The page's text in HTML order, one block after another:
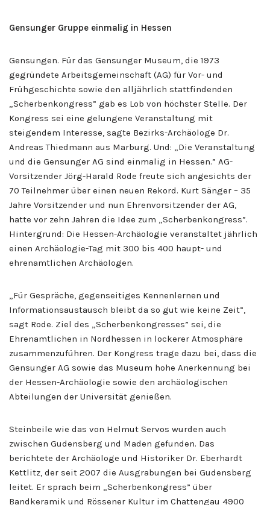
Gensunger Gruppe einmalig in Hessen
Gensungen. Für das Gensunger Museum, die 1973
gegründete Arbeitsgemeinschaft (AG) für Vor- und
Frühgeschichte sowie den alljährlich stattfindenden
„Scherbenkongress” gab es Lob von höchster Stelle. Der
Kongress sei eine gelungene Veranstaltung mit
steigendem Interesse, sagte Bezirks-Archäologe Dr.
Andreas Thiedmann aus Marburg. Und: „Die Veranstaltung
und die Gensunger AG sind einmalig in Hessen.” AG-
Vorsitzender Jörg-Harald Rode freute sich angesichts der
70 Teilnehmer über einen neuen Rekord. Kurt Sänger – 35
Jahre Vorsitzender und nun Ehrenvorsitzender der AG,
hatte vor zehn Jahren die Idee zum „Scherbenkongress”.
Hintergrund: Die Hessen-Archäologie veranstaltet jährlich
einen Archäologie-Tag mit 300 bis 400 haupt- und
ehrenamtlichen Archäologen.
„Für Gespräche, gegenseitiges Kennenlernen und
Informationsaustausch bleibt da so gut wie keine Zeit”,
sagt Rode. Ziel des „Scherbenkongresses” sei, die
Ehrenamtlichen in Nordhessen in lockerer Atmosphäre
zusammenzuführen. Der Kongress trage dazu bei, dass die
Gensunger AG sowie das Museum hohe Anerkennung bei
der Hessen-Archäologie sowie den archäologischen
Abteilungen der Universität genießen.
Steinbeile wie das von Helmut Servos wurden auch
zwischen Gudensberg und Maden gefunden. Das
berichtete der Archäologe und Historiker Dr. Eberhardt
Kettlitz, der seit 2007 die Ausgrabungen bei Gudensberg
leitet. Er sprach beim „Scherbenkongress” über
Bandkeramik und Rössener Kultur im Chattengau 4900